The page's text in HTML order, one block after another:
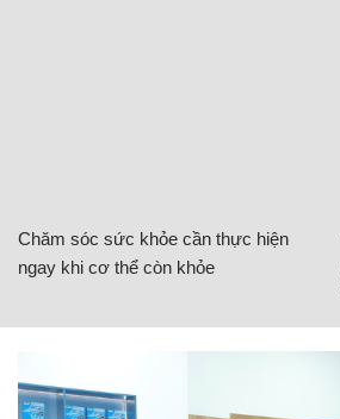
Chăm sóc sức khỏe cần thực hiện
ngay khi cơ thể còn khỏe